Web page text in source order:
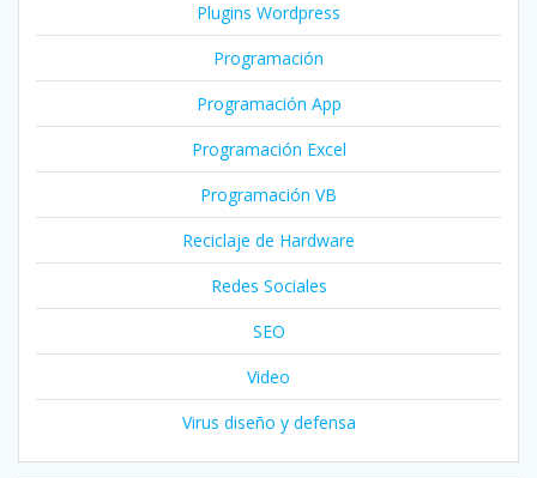
Plugins Wordpress
Programación
Programación App
Programación Excel
Programación VB
Reciclaje de Hardware
Redes Sociales
SEO
Video
Virus diseño y defensa